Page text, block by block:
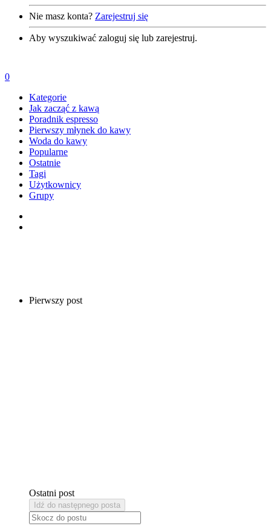
Nie masz konta? Zarejestruj się
Aby wyszukiwać zaloguj się lub zarejestruj.
Pierwszy post
Ostatni post
Idź do następnego posta
0
Kategorie
Jak zacząć z kawą
Poradnik espresso
Pierwszy młynek do kawy
Woda do kawy
Popularne
Ostatnie
Tagi
Użytkownicy
Grupy